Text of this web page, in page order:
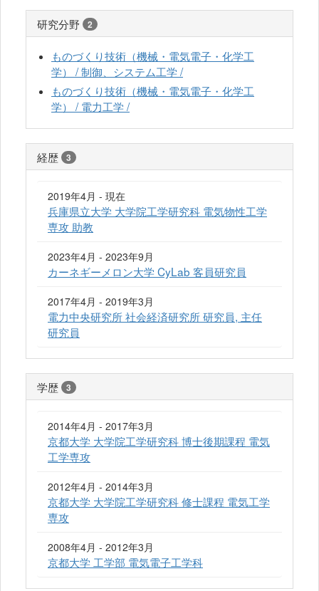
研究分野 2
ものづくり技術（機械・電気電子・化学工
学） / 制御、システム工学 /
ものづくり技術（機械・電気電子・化学工
学） / 電力工学 /
経歴 3
2019年4月 - 現在
兵庫県立大学 大学院工学研究科 電気物性工学
専攻 助教
2023年4月 - 2023年9月
カーネギーメロン大学 CyLab 客員研究員
2017年4月 - 2019年3月
電力中央研究所 社会経済研究所 研究員, 主任
研究員
学歴 3
2014年4月 - 2017年3月
京都大学 大学院工学研究科 博士後期課程 電気
工学専攻
2012年4月 - 2014年3月
京都大学 大学院工学研究科 修士課程 電気工学
専攻
2008年4月 - 2012年3月
京都大学 工学部 電気電子工学科